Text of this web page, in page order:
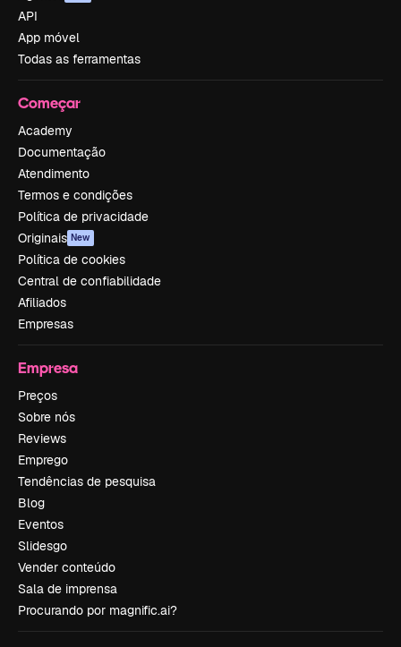
API
App móvel
Todas as ferramentas
Começar
Academy
Documentação
Atendimento
Termos e condições
Política de privacidade
Originais New
Política de cookies
Central de confiabilidade
Afiliados
Empresas
Empresa
Preços
Sobre nós
Reviews
Emprego
Tendências de pesquisa
Blog
Eventos
Slidesgo
Vender conteúdo
Sala de imprensa
Procurando por magnific.ai?